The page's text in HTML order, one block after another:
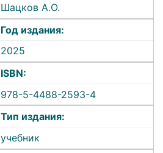
Шацков А.О.
Год издания:
2025
ISBN:
978-5-4488-2593-4
Тип издания:
учебник